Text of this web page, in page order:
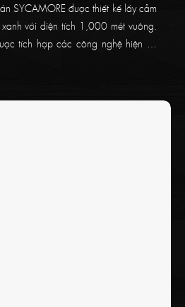
SYCAMORE được thiết kế lấy cảm
với diện tích 1,000 mét vuông.
tích hợp các công nghệ hiện tại